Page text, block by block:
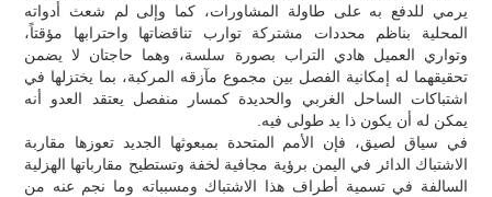
يرمي للدفع به على طاولة المشاورات، كما وإلى لم شعث أدواته
المحلية بناظم محددات مشتركة توارب تناقضاتها واحترابها مؤقتاً،
وتواري العميل هادي التراب بصورة سلسة، وهما حاجتان لا يضمن
تحقيقهما له إمكانية الفصل بين مجموع مآزقه المركبة، بما يختزلها في
اشتباكات الساحل الغربي والحديدة كمسار منفصل يعتقد العدو أنه
يمكن له أن يكون ذا يد طولى فيه.
في سياق لصيق، فإن الأمم المتحدة بمبعوثها الجديد تعوزها مقاربة
الاشتباك الدائر في اليمن برؤية مجافية لخفة وتستطيح مقارباتها الهزلية
السالفة في تسمية أطراف هذا الاشتباك ومسبباته وما نجم عنه من